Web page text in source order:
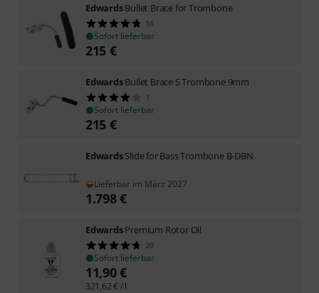
EdwardsBullet Brace for Trombone
16
Sofort lieferbar
215 €
EdwardsBullet Brace S Trombone 9mm
1
Sofort lieferbar
215 €
EdwardsSlide for Bass Trombone B-DBN
Lieferbar im März 2027
1.798€
EdwardsPremium Rotor Oil
20
Sofort lieferbar
11,90€
321,62€ / l